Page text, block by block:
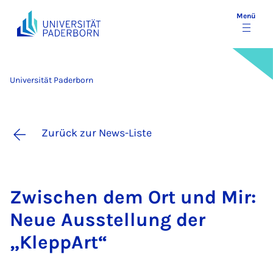
Menü
Universität Paderborn
Zurück zur News-Liste
Zwi­schen dem Ort und Mir:
Neue Ausstel­lung der
„Klepp­Art“